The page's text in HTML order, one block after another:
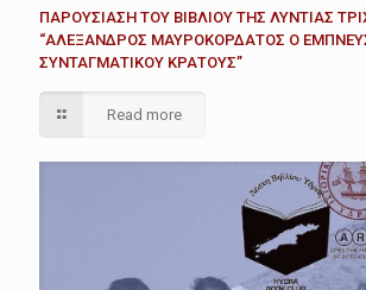
ΠΑΡΟΥΣΙΑΣΗ ΤΟΥ ΒΙΒΛΙΟΥ ΤΗΣ ΛΥΝΤΙΑΣ
“ΑΛΕΞΑΝΔΡΟΣ ΜΑΥΡΟΚΟΡΔΑΤΟΣ Ο
ΣΥΝΤΑΓΜΑΤΙΚΟΥ ΚΡΑΤΟΥΣ”
Read more